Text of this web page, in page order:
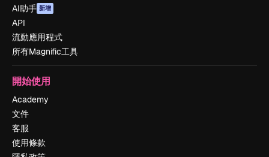
AI助手 新增
API
流動應用程式
所有Magnific工具
開始使用
Academy
文件
客服
使用條款